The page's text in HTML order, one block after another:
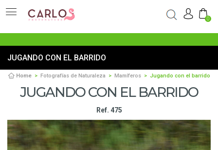
0
JUGANDO CON EL BARRIDO
Home Fotografías de Naturaleza Mamíferos Jugando con el barrido
JUGANDO CON EL BARRIDO
Ref. 475